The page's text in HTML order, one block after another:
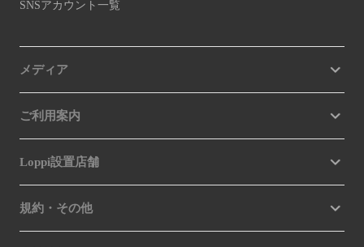
SNSアカウント一覧
メディア
ご利用案内
Loppi設置店舗
規約・その他